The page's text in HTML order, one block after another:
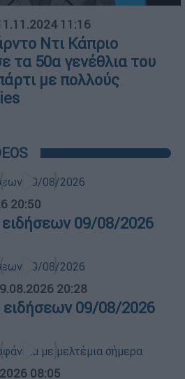
11:16
Ντι Κάπριο
τα 50α γενέθλια του
με πολλούς
20:50
ειδήσεων 09/08/2026
20:28
ειδήσεων 09/08/2026
08:05